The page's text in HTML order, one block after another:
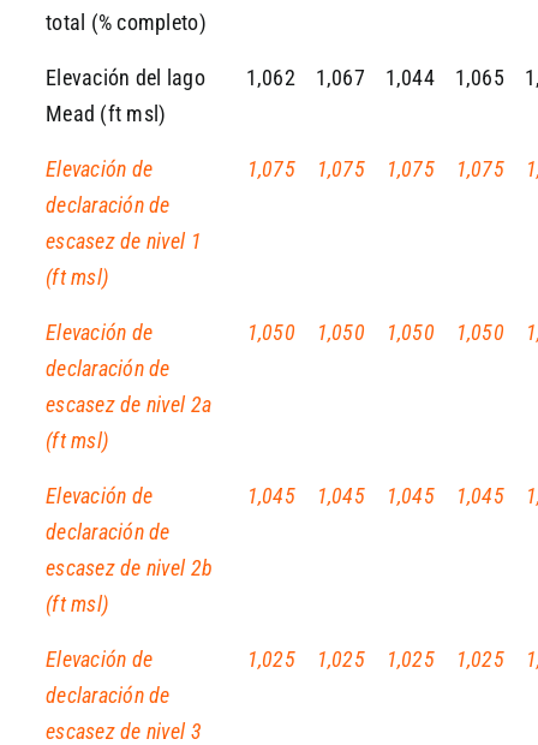
total (% completo)
Elevación del lago
Mead (ft msl)
1,062 1,067 1,044 1,065
Elevación de
declaración de
escasez de nivel 1
(ft msl)
1,075 1,075 1,075 1,075
Elevación de
declaración de
escasez de nivel 2a
(ft msl)
1,050 1,050 1,050 1,050
Elevación de
declaración de
escasez de nivel 2b
(ft msl)
1,045 1,045 1,045 1,045
Elevación de
declaración de
escasez de nivel 3
1,025 1,025 1,025 1,025